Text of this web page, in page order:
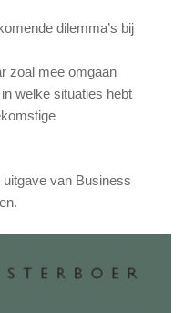
dilemma’s bij
zoal mee omgaan
welke situaties hebt
uitgave van Business